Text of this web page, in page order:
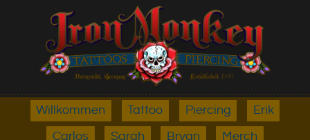
Willkommen Tattoo Piercing Erik
Carlos Sarah Bryan Merch